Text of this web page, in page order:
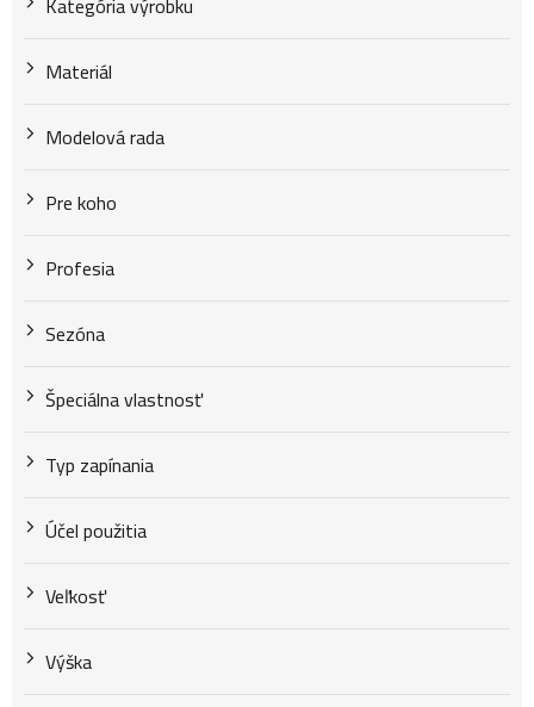
Materiál
Modelová rada
Pre koho
Profesia
Sezóna
Špeciálna vlastnosť
Typ zapínania
Účel použitia
Veľkosť
Výška